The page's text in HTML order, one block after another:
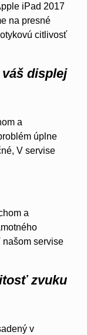
iPad 2017
na presné
citlivosť
displej
a
úplne
V servise
a
našom servise
zvuku
v